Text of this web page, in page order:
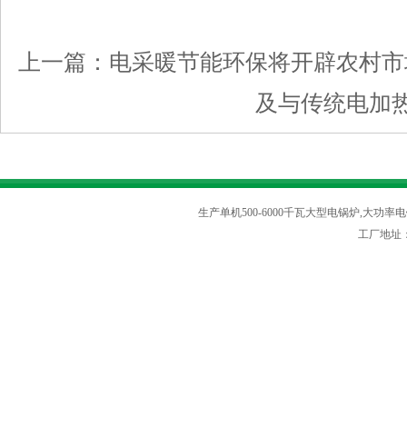
上一篇： 电采暖节能环保将开辟农村
及与传统电加
生产单机500-6000千瓦大型电锅炉,大功率
工厂地址